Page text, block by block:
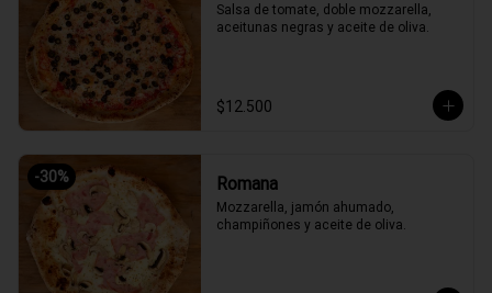
Salsa de tomate, doble mozzarella,
aceitunas negras y aceite de oliva.
$12.500
-30% Romana
Mozzarella, jamón ahumado,
champiñones y aceite de oliva.